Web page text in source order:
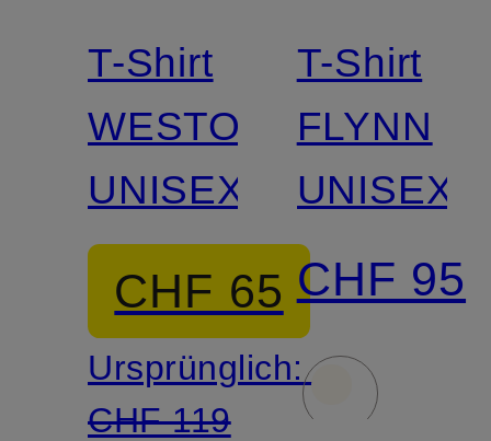
T-Shirt
WESTO
UNISEX
CHF 65
Ursprünglich:
CHF 119
T-Shirt
FLYNN
UNISEX
CHF 95